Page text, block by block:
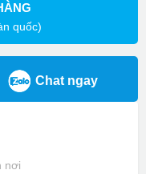
quốc)
Chat ngay
nơi